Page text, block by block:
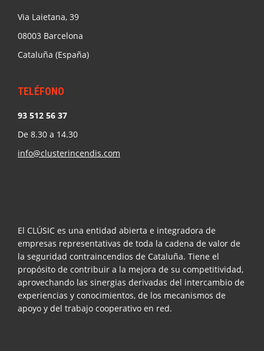
Via Laietana, 39
08003 Barcelona
Cataluña (España)
TELÉFONO
93 512 56 37
De 8.30 a 14.30
info@clusterincendis.com
El CLÚSIC es una entidad abierta e integradora de
empresas representativas de toda la cadena de valor de
la seguridad contraincendios de Cataluña. Tiene el
propósito de contribuir a la mejora de su competitividad,
aprovechando las sinergias derivadas del intercambio de
experiencias y conocimientos, de los mecanismos de
apoyo y del trabajo cooperativo en red.